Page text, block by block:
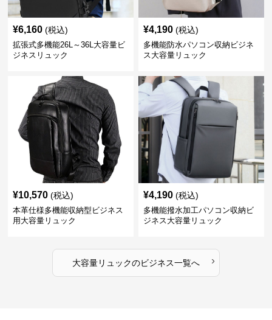
¥6,160 (税込)
拡張式多機能26L～36L大容量ビ
ジネスリュック
¥4,190 (税込)
多機能防水パソコン収納ビジネ
ス大容量リュック
¥10,570 (税込)
本革仕様多機能収納型ビジネス
用大容量リュック
¥4,190 (税込)
多機能撥水加工パソコン収納ビ
ジネス大容量リュック
大容量リュックのビジネス一覧へ ›